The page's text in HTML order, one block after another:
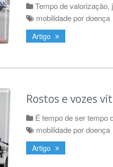
Tempo de valorização,
mobilidade por doença
Artigo
Rostos e vozes
É tempo de ser tempo
mobilidade por doença
Artigo